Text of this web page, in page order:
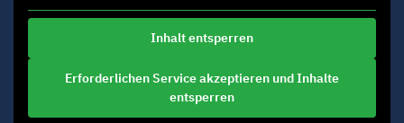
Inhalt entsperren
Erforderlichen Service akzeptieren und Inhalte
entsperren